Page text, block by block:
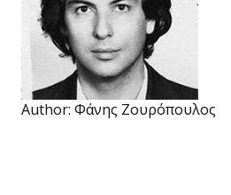
Author: Φάνης Ζουρόπουλος